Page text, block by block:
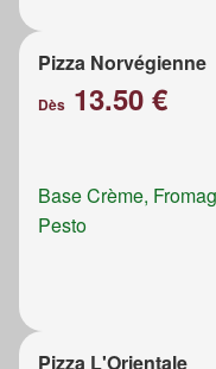
Pizza Norvégienne
Dès 13.50 €
Base Crème,
Pesto
Pizza L'Orientale